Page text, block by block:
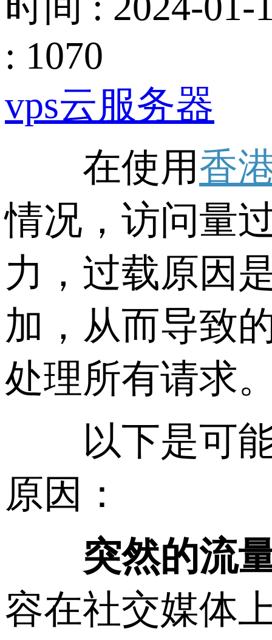
: 1070
vps云服务器
在使用香
情况，访问量
力，过载原因
加，从而导致
处理所有请求
以下是可能
原因：
突然的流
容在社交媒体